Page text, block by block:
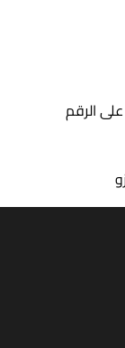
الرقم